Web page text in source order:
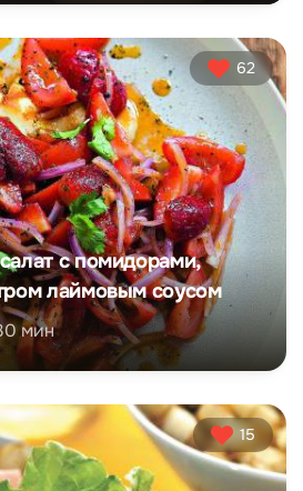
62
с помидорами,
лаймовым соусом
мин
15